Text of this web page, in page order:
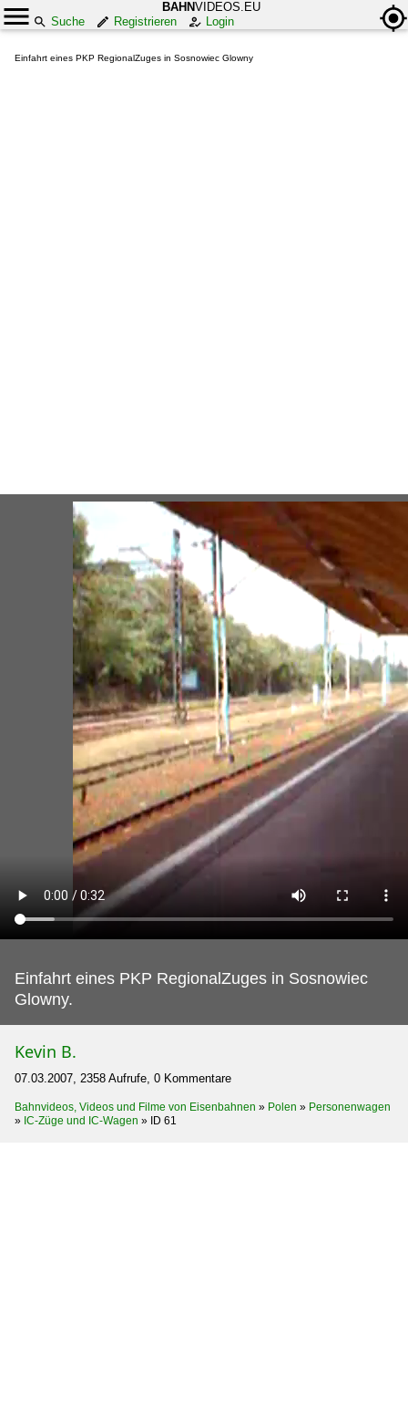
BAHNVIDEOS.EU
Suche
Registrieren Login
Einfahrt eines PKP RegionalZuges in Sosnowiec Glowny
Einfahrt eines PKP RegionalZuges in Sosnowiec
Glowny.
Kevin B.
07.03.2007, 2358 Aufrufe, 0 Kommentare
Bahnvideos, Videos und Filme von Eisenbahnen » Polen » Personenwagen
» IC-Züge und IC-Wagen » ID 61